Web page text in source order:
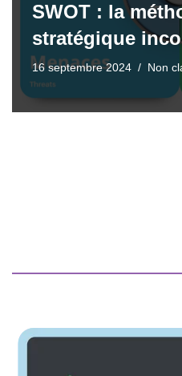
SWOT : la
stratégique
16 septembre 2024 Non